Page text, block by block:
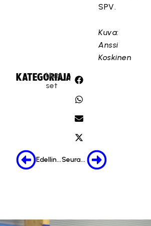
SPV.
Kuva:
Anssi
Koskinen
KATEGORIA:
Uuti
set
JAA:
Edellinen Seuraava